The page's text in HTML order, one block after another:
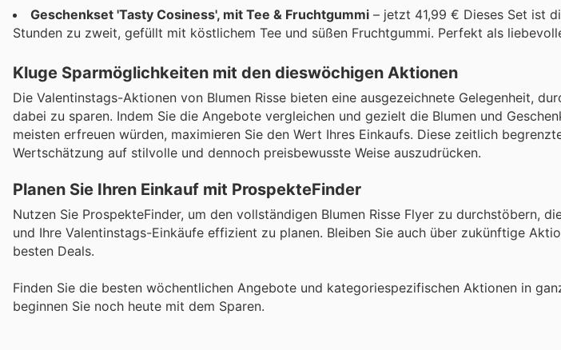
Geschenkset 'Tasty Cosiness', mit Tee & Fruchtgummi – jetzt 41,99 € Dieses Set ist
Stunden zu zweit, gefüllt mit köstlichem Tee und süßen Fruchtgummi. Perfekt als
Kluge Sparmöglichkeiten mit den dieswöchigen Aktionen
Die Valentinstags-Aktionen von Blumen Risse bieten eine ausgezeichnete Gelegenheit,
dabei zu sparen. Indem Sie die Angebote vergleichen und gezielt die Blumen und
meisten erfreuen würden, maximieren Sie den Wert Ihres Einkaufs. Diese zeitlich
Wertschätzung auf stilvolle und dennoch preisbewusste Weise auszudrücken.
Planen Sie Ihren Einkauf mit ProspekteFinder
Nutzen Sie ProspekteFinder, um den vollständigen Blumen Risse Flyer zu durchstöbern,
und Ihre Valentinstags-Einkäufe effizient zu planen. Bleiben Sie auch über zukünftige
besten Deals.
Finden Sie die besten wöchentlichen Angebote und kategoriespezifischen Aktionen in
beginnen Sie noch heute mit dem Sparen.